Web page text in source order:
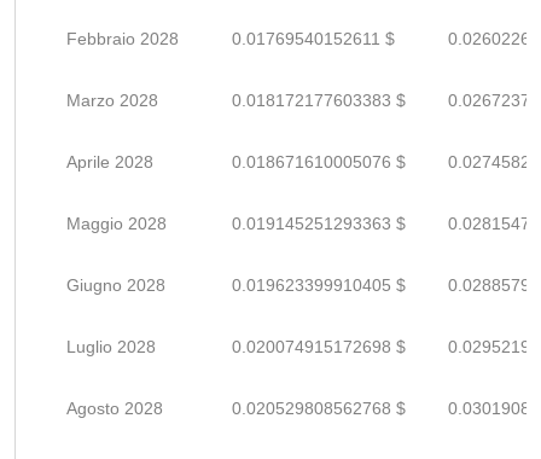
Febbraio 2028 0.01769540152611 $
Marzo 2028 0.018172177603383 $
Aprile 2028 0.018671610005076 $
Maggio 2028 0.019145251293363 $
Giugno 2028 0.019623399910405 $
Luglio 2028 0.020074915172698 $
Agosto 2028 0.020529808562768 $